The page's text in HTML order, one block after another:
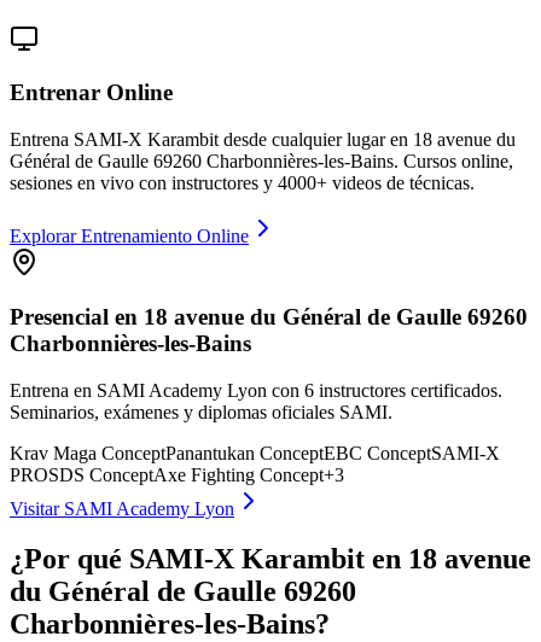
Entrenar Online
Entrena SAMI-X Karambit desde cualquier lugar en 18 avenue du
Général de Gaulle 69260 Charbonnières-les-Bains. Cursos online,
sesiones en vivo con instructores y 4000+ videos de técnicas.
Explorar Entrenamiento Online
Presencial en 18 avenue du Général de Gaulle 69260
Charbonnières-les-Bains
Entrena en SAMI Academy Lyon con 6 instructores certificados.
Seminarios, exámenes y diplomas oficiales SAMI.
Krav Maga ConceptPanantukan ConceptEBC ConceptSAMI-X
PROSDS ConceptAxe Fighting Concept+3
Visitar SAMI Academy Lyon
¿Por qué SAMI-X Karambit en 18 avenue
du Général de Gaulle 69260
Charbonnières-les-Bains?